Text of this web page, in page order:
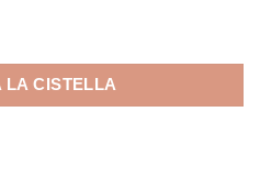
BRODADA
LA CISTELLA